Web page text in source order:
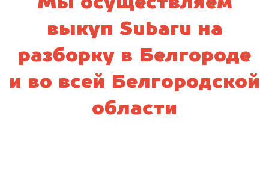
выкуп Subaru на
разборку в Белгороде
и во всей Белгородской
области